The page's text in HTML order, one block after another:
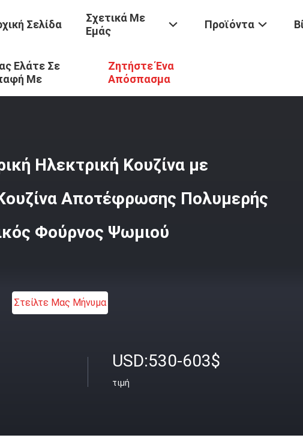
Σελίδα
Σχετικά Με
Εμάς
Προϊόντα
Ελάτε Σε
Με
Ζητήστε Ένα
Απόσπασμα
/ Εμπορικός Φούρνος Ψησίματος / Combi Εμπορική Ηλεκτρική Κουζίνα
Ηλεκτρική Κουζίνα με
Αποτέφρωσης Πολυμερής
Φούρνος Ψωμιού
Στείλτε Μας Μήνυμα
USD:530-603$
τιμή